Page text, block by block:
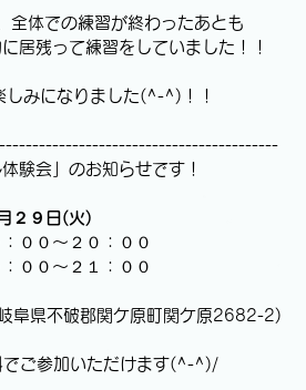
全体での練習が終わったあとも
居残って練習をしていました！！
しみになりました(^-^)！！
験会」のお知らせです！
２９日(火)
００～２０：００
００～２１：００
阜県不破郡関ケ原町関ケ原2682-2)
でご参加いただけます(^-^)/